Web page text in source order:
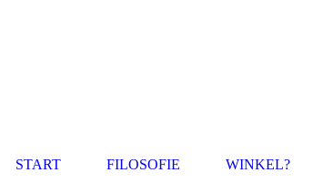
START FILOSOFIE WINKEL?